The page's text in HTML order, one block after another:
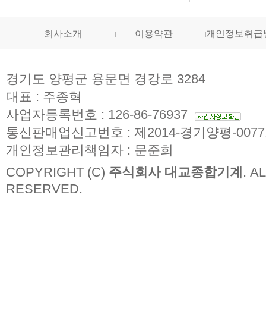
회사소개 이용약관 개인정보취급
경기도 양평군 용문면 경강로 3284
대표 : 주종혁
사업자등록번호 : 126-86-76937
통신판매업신고번호 : 제2014-경기양평-
개인정보관리책임자 : 문준희
COPYRIGHT (C) 주식회사 대교종합기계 .
RESERVED.